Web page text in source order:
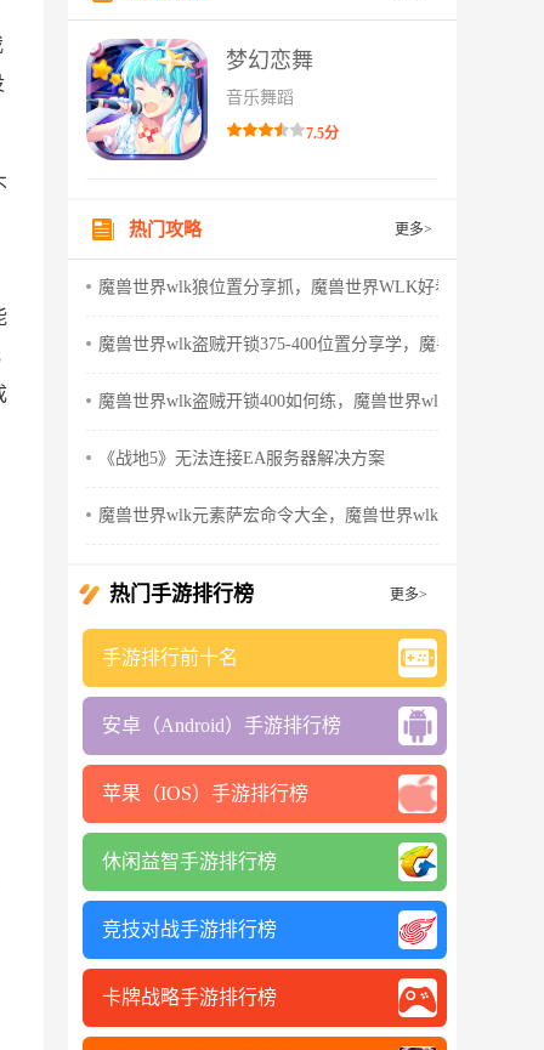
梦幻恋舞
音乐舞蹈
7.5分
热门攻略 更多>
魔兽世界wlk狼位置分享抓，魔兽世界WLK好看的狼
魔兽世界wlk盗贼开锁375-400位置分享学，魔兽世界wlk怀
魔兽世界wlk盗贼开锁400如何练，魔兽世界wlk盗贼天赋
《战地5》无法连接EA服务器解决方案
魔兽世界wlk元素萨宏命令大全，魔兽世界wlk元素萨输出手
热门手游排行榜 更多>
手游排行前十名
安卓（Android）手游排行榜
苹果（IOS）手游排行榜
休闲益智手游排行榜
竞技对战手游排行榜
卡牌战略手游排行榜